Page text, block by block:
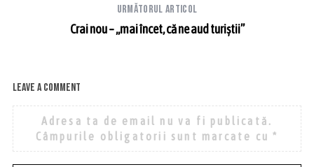
Următorul articol
Crai nou – „mai încet, că ne aud turiştii”
Leave a comment
Adresa ta de email nu va fi publicată.
Câmpurile obligatorii sunt marcate cu*